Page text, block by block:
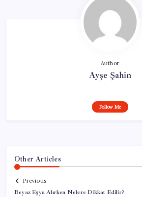
Author
Ayşe Şahin
Follow Me
Other Articles
Previous
Beyaz Eşya Alırken Nelere Dikkat Edilir?